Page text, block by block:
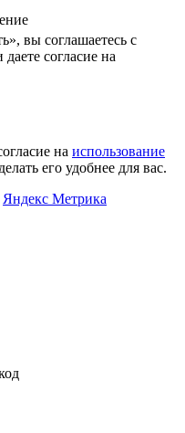
вы соглашаетесь с
даете согласие на
на использование
его удобнее для вас.
Яндекс Метрика